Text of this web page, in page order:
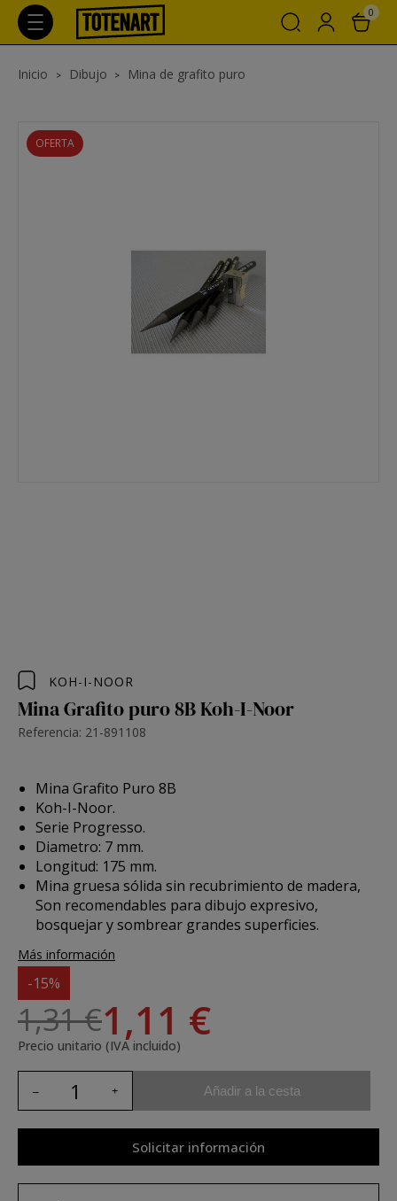
0
Inicio Dibujo Mina de grafito puro
OFERTA
KOH-I-NOOR
Mina Grafito puro 8B Koh-I-Noor
Referencia: 21-891108
Mina Grafito Puro 8B
Koh-I-Noor.
Serie Progresso.
Diametro: 7 mm.
Longitud: 175 mm.
Mina gruesa sólida sin recubrimiento de madera,
Son recomendables para dibujo expresivo,
bosquejar y sombrear grandes superficies.
Más información
-15%
1,31 €1,11 €
Precio unitario (IVA incluido)
Añadir a la cesta
Solicitar información